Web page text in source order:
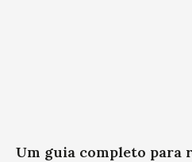
Um guia completo para